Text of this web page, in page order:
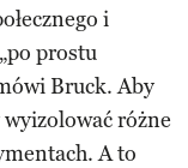
i
prostu
Bruck. Aby
różne
A to